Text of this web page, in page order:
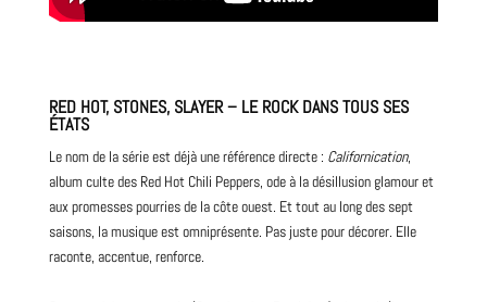
RED HOT, STONES, SLAYER – LE ROCK DANS TOUS SES
ÉTATS
Le nom de la série est déjà une référence directe : Californication,
album cultedes Red Hot Chili Peppers, ode à la désillusion glamour et
aux promesses pourries de la côte ouest. Et tout au long des sept
saisons, la musique est omniprésente. Pas juste pour décorer. Elle
raconte, accentue, renforce.